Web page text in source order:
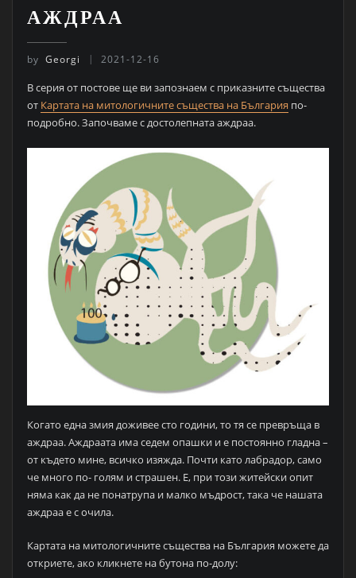
AЖДРАА
by Georgi 2021-12-16
В серия от постове ще ви запознаем с приказните същества
от Картата на митологичните същества на България по-
подробно. Започваме с достолепната аждраа.
Когато една змия доживее сто години, то тя се превръща в
аждраа. Аждраата има седем опашки и е постоянно гладна –
от където мине, всичко изяжда. Почти като лабрадор, само
че много по- голям и страшен. Е, при този житейски опит
няма как да не понатрупа и малко мъдрост, така че нашата
аждраа е с очила.
Картата на митологичните същества на България можете да
откриете, ако кликнете на бутона по-долу: